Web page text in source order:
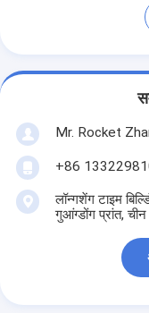
Mr. Rocket
+86
लॉन्गशेंग टाइम
गुआंग्डोंग प्रांत, चीन